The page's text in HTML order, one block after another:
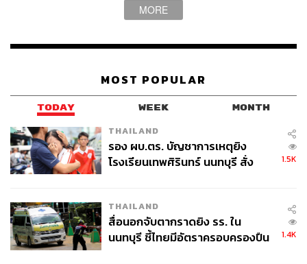
MORE
MOST POPULAR
TODAY WEEK MONTH
THAILAND
รอง ผบ.ตร. บัญชาการเหตุยิง
โรงเรียนเทพศิรินทร์ นนทบุรี สั่ง
1.5K
THAILAND
สื่อนอกจับตากราดยิง รร. ใน
นนทบุรี ชี้ไทยมีอัตราครอบครองปืน
1.4K